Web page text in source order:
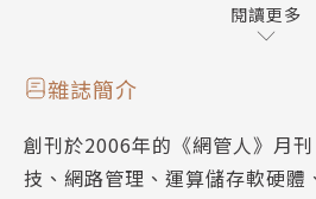
文◎余采霏
歐盟碳邊境調整機制（CBAM）
（CCA）即將陸續上路，台灣碳
再全球化重定義國際關係 數位
因應伺服器訂閱制擴散 公有雲
迎戰減排衝擊 碳盤查先行
兼具「盤報減買足」 數位平台
多種驅力加速碳盤查 釐清需求
閱讀更多
雜誌簡介
創刊於2006年的《網管人》月
技、網路管理、運算儲存軟硬體